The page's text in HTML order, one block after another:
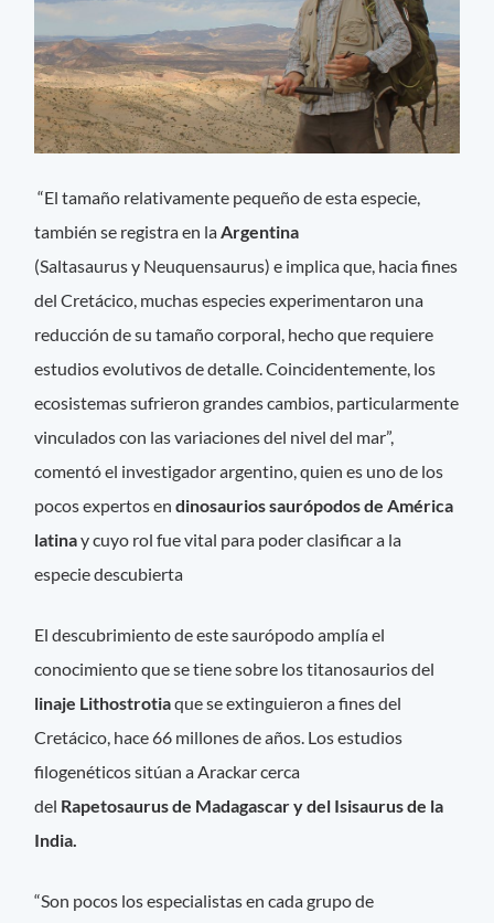
“El tamaño relativamente pequeño de esta especie,
también se registra en la Argentina
(Saltasaurus y Neuquensaurus) e implica que, hacia fines
del Cretácico, muchas especies experimentaron una
reducción de su tamaño corporal, hecho que requiere
estudios evolutivos de detalle. Coincidentemente, los
ecosistemas sufrieron grandes cambios, particularmente
vinculados con las variaciones del nivel del mar”,
comentó el investigador argentino, quien es uno de los
pocos expertos endinosaurios saurópodos de América
latinay cuyo rol fue vital para poder clasificar a la
especie descubierta
El descubrimiento de este saurópodo amplía el
conocimiento que se tiene sobre los titanosaurios del
linaje Lithostrotiaque se extinguieron a fines del
Cretácico, hace 66 millones de años. Los estudios
filogenéticos sitúan a Arackar cerca
del Rapetosaurus de Madagascar y del Isisaurus de la
India.
“Son pocos los especialistas en cada grupo de